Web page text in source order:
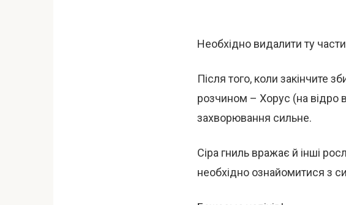
Необхідно видалити ту
Після того, коли закінчите
розчином – Хорус (на відро
захворювання сильне.
Сіра гниль вражає й інші
необхідно ознайомитися з